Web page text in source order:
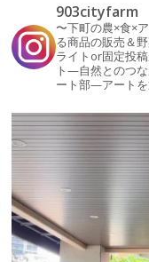
903cityfarm
〜下町の農×食×
る商品の販売＆
ライトor固定投
ト—自然とのつ
ート部—アート